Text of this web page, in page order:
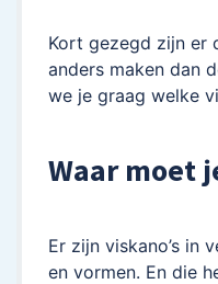
Kort gezegd zijn er
anders maken dan
we je graag welke
Waar moet
Er zijn viskano’s in
en vormen. En die